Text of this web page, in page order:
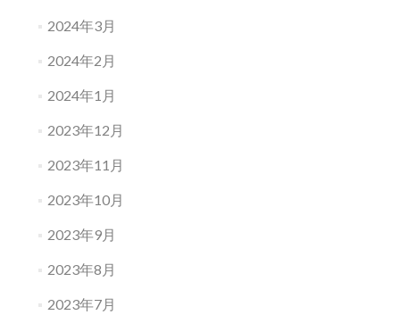
2024年3月
2024年2月
2024年1月
2023年12月
2023年11月
2023年10月
2023年9月
2023年8月
2023年7月